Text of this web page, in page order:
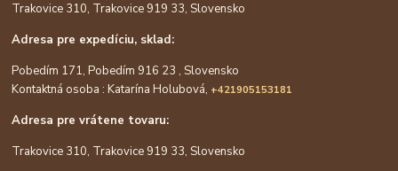
Trakovice 310, Trakovice 919 33, Slovensko
Adresa pre expedíciu, sklad:
Pobedím 171, Pobedím 916 23 , Slovensko
Kontaktná osoba : Katarína Holubová, +421905153181
Adresa pre vrátene tovaru:
Trakovice 310, Trakovice 919 33, Slovensko